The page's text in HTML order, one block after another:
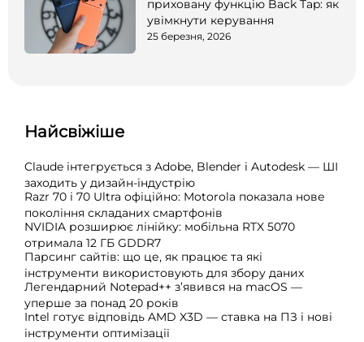
приховану функцію Back Tap: як
увімкнути керування
25 березня, 2026
Найсвіжіше
Claude інтегрується з Adobe, Blender і Autodesk — ШІ
заходить у дизайн-індустрію
Razr 70 і 70 Ultra офіційно: Motorola показала нове
покоління складаних смартфонів
NVIDIA розширює лінійку: мобільна RTX 5070
отримала 12 ГБ GDDR7
Парсинг сайтів: що це, як працює та які
інструменти використовують для збору даних
Легендарний Notepad++ з’явився на macOS —
уперше за понад 20 років
Intel готує відповідь AMD X3D — ставка на ПЗ і нові
інструменти оптимізації